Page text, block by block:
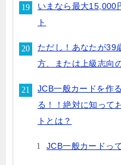
いまなら最大15,000
ト
ただし！あなたが39
方、または上級志向
JCB一般カードを作
る！！絶対に知って
トとは？
JCB一般カードっ